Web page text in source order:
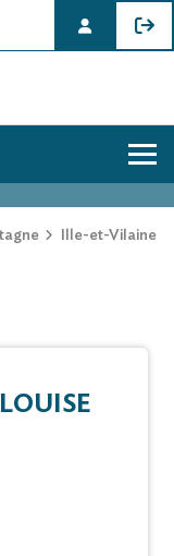
LEGEARD
Ille-et-Vilaine